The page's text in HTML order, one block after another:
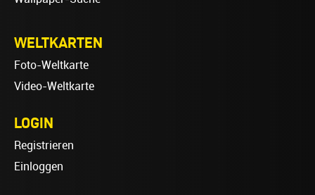
WELTKARTEN
Foto-Weltkarte
Video-Weltkarte
LOGIN
Registrieren
Einloggen